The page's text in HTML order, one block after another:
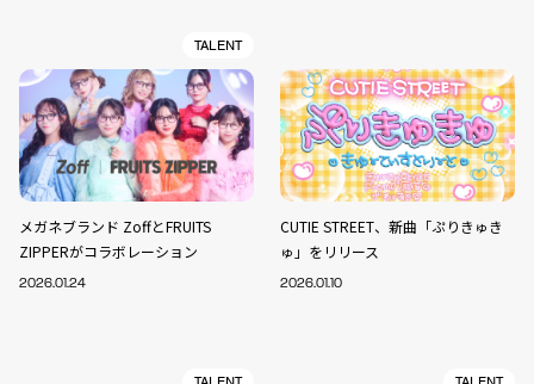
TALENT
メガネブランド ZoffとFRUITS
ZIPPERがコラボレーション
2026.01.24
CUTIE STREET、新曲「ぷりきゅき
ゅ」をリリース
2026.01.10